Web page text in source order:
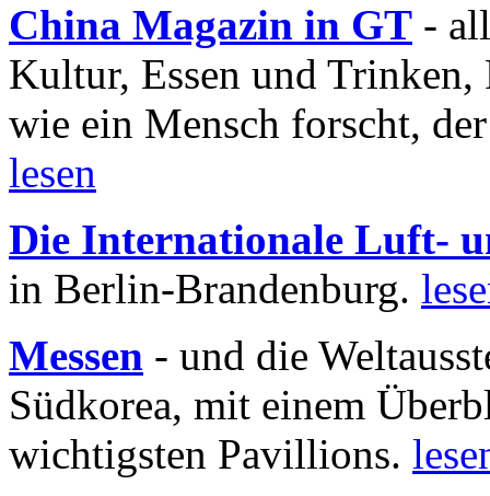
China Magazin in GT -
Kultur, Essen und
wie ein Mensch forscht,
lesen
Die Internationale Luft-
in Berlin-Brandenburg.
Messen - und die
Südkorea, mit einem
wichtigsten Pavillions.